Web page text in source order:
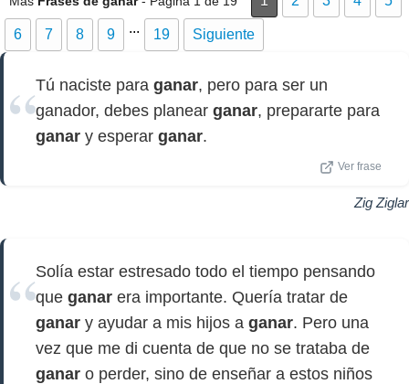
6 7 8 9 ... 19 Siguiente
Tú naciste para ganar, pero para ser un
ganador, debes planear ganar, prepararte para
ganar y esperar ganar.
Ver frase
Zig Ziglar
Solía estar estresado todo el tiempo pensando
que ganar era importante. Quería tratar de
ganar y ayudar a mis hijos a ganar. Pero una
vez que me di cuenta de que no se trataba de
ganar o perder, sino de enseñar a estos niños